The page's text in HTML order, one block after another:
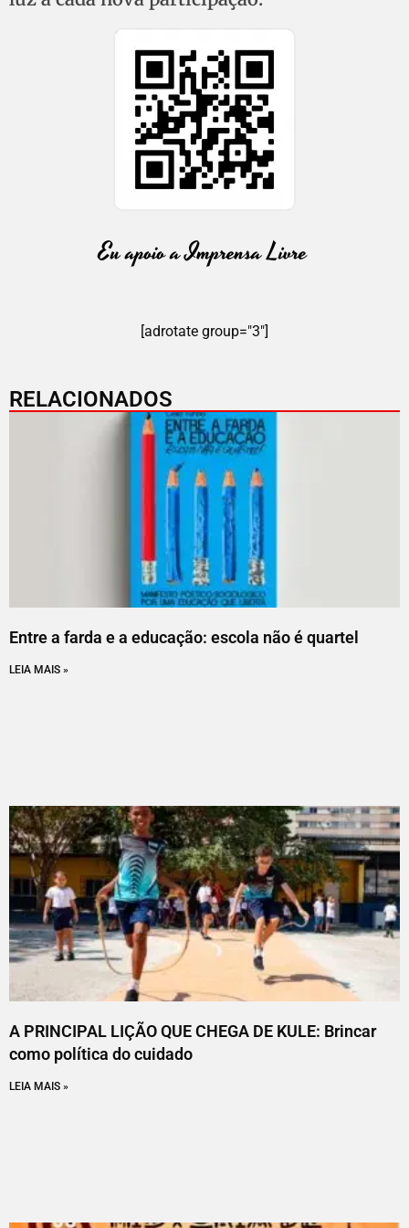
[adrotate group="3"]
RELACIONADOS
Entre a farda e a educação: escola não é quartel
LEIA MAIS »
A PRINCIPAL LIÇÃO QUE CHEGA DE KULE: Brincar
como política do cuidado
LEIA MAIS »